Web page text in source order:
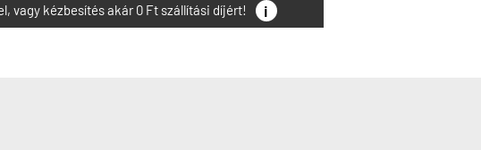
vagy kézbesítés akár 0 Ft szállítási díjért! i